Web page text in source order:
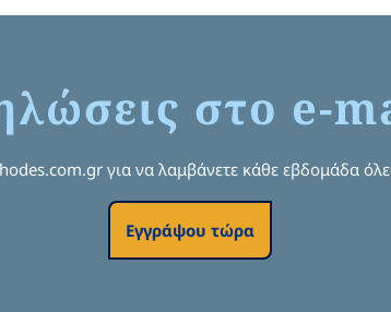
στο e-
για να λαμβάνετε κάθε εβδομάδα
Εγγράψου τώρα